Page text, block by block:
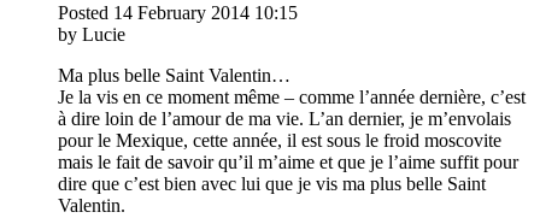
Posted 14 February 2014 10:15
by Lucie
Ma plus belle Saint Valentin…
Je la vis en ce moment même – comme l’année dernière, c’est
à dire loin de l’amour de ma vie. L’an dernier, je m’envolais
pour le Mexique, cette année, il est sous le froid moscovite
mais le fait de savoir qu’il m’aime et que je l’aime suffit pour
dire que c’est bien avec lui que je vis ma plus belle Saint
Valentin.